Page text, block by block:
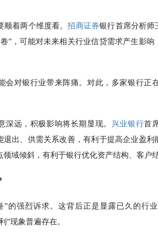
顺着两个维度看。招商证券银行首席分析师
”，可能对未来相关行业信贷需求产生影
会对银行业带来阵痛。对此，多家银行正
深远，积极影响将长期显现。 兴业银行首
退出、供需关系改善，有利于提高企业盈
域倾斜，有利于银行优化资产结构、客户
”的强烈诉求。这背后正是显露已久的
”现象普遍存在。